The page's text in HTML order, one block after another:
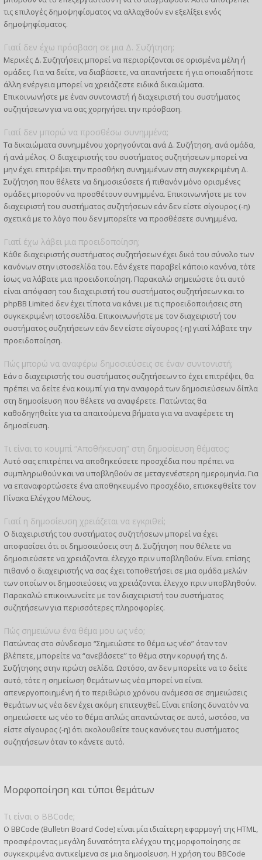
τις επιλογές δημοψηφίσματος να αλλαχθούν εν εξελίξει ενός
δημοψηφίσματος.
Γιατί δεν έχω πρόσβαση σε μια Δ. Συζήτηση;
Μερικές Δ. Συζητήσεις μπορεί να περιορίζονται σε ορισμένα μέλη ή
ομάδες. Για να δείτε, να διαβάσετε, να απαντήσετε ή για οποιαδήποτε
άλλη ενέργεια μπορεί να χρειάζεστε ειδικά δικαιώματα.
Επικοινωνήστε με έναν συντονιστή ή διαχειριστή του συστήματος
συζητήσεων για να σας χορηγήσει την πρόσβαση.
Γιατί δεν μπορώ να προσθέσω συνημμένα;
Τα δικαιώματα συνημμένου χορηγούνται ανά Δ. Συζήτηση, ανά ομάδα,
ή ανά μέλος. Ο διαχειριστής του συστήματος συζητήσεων μπορεί να
μην έχει επιτρέψει την προσθήκη συνημμένων στη συγκεκριμένη Δ.
Συζήτηση που θέλετε να δημοσιεύσετε ή πιθανόν μόνο ορισμένες
ομάδες μπορούν να προσθέτουν συνημμένα. Επικοινωνήστε με τον
διαχειριστή του συστήματος συζητήσεων εάν δεν είστε σίγουρος (-η)
σχετικά με το λόγο που δεν μπορείτε να προσθέσετε συνημμένα.
Γιατί έχω λάβει μια προειδοποίηση;
Κάθε διαχειριστής συστήματος συζητήσεων έχει δικό του σύνολο των
κανόνων στην ιστοσελίδα του. Εάν έχετε παραβεί κάποιο κανόνα, τότε
ίσως να λάβατε μια προειδοποίηση. Παρακαλώ σημειώστε ότι αυτό
είναι απόφαση του διαχειριστή του συστήματος συζητήσεων και το
phpBB Limited δεν έχει τίποτα να κάνει με τις προειδοποιήσεις στη
συγκεκριμένη ιστοσελίδα. Επικοινωνήστε με τον διαχειριστή του
συστήματος συζητήσεων εάν δεν είστε σίγουρος (-η) γιατί λάβατε την
προειδοποίηση.
Πώς μπορώ να αναφέρω δημοσιεύσεις σε έναν συντονιστή;
Εάν ο διαχειριστής του συστήματος συζητήσεων το έχει επιτρέψει, θα
πρέπει να δείτε ένα κουμπί για την αναφορά των δημοσιεύσεων δίπλα
στη δημοσίευση που θέλετε να αναφέρετε. Πατώντας θα
καθοδηγηθείτε για τα απαιτούμενα βήματα για να αναφέρετε τη
δημοσίευση.
Τι είναι το κουμπί “Αποθήκευση” στη δημοσίευση θέματος;
Αυτό σας επιτρέπει να αποθηκεύσετε προσχέδια που πρέπει να
συμπληρωθούν και να υποβληθούν σε μεταγενέστερη ημερομηνία. Για
να επαναφορτώσετε ένα αποθηκευμένο προσχέδιο, επισκεφθείτε τον
Πίνακα Ελέγχου Μέλους.
Γιατί η δημοσίευση χρειάζεται να εγκριθεί;
Ο διαχειριστής του συστήματος συζητήσεων μπορεί να έχει
αποφασίσει ότι οι δημοσιεύσεις στη Δ. Συζήτηση που θέλετε να
δημοσιεύσετε να χρειάζονται έλεγχο πριν υποβληθούν. Είναι επίσης
πιθανό ο διαχειριστής να σας έχει τοποθετήσει σε μια ομάδα μελών
των οποίων οι δημοσιεύσεις να χρειάζονται έλεγχο πριν υποβληθούν.
Παρακαλώ επικοινωνείτε με τον διαχειριστή του συστήματος
συζητήσεων για περισσότερες πληροφορίες.
Πώς σημειώνω ένα θέμα μου ως νέο;
Πατώντας στο σύνδεσμο “Σημειώστε το θέμα ως νέο” όταν τον
βλέπετε, μπορείτε να “ανεβάσετε” το θέμα στην κορυφή της Δ.
Συζήτησης στην πρώτη σελίδα. Ωστόσο, αν δεν μπορείτε να το δείτε
αυτό, τότε η σημείωση θεμάτων ως νέα μπορεί να είναι
απενεργοποιημένη ή το περιθώριο χρόνου ανάμεσα σε σημειώσεις
θεμάτων ως νέα δεν έχει ακόμη επιτευχθεί. Είναι επίσης δυνατόν να
σημειώσετε ως νέο το θέμα απλώς απαντώντας σε αυτό, ωστόσο, να
είστε σίγουρος (-η) ότι ακολουθείτε τους κανόνες του συστήματος
συζητήσεων όταν το κάνετε αυτό.
Μορφοποίηση και τύποι θεμάτων
Τι είναι ο BBCode;
Ο BBCode (Bulletin Board Code) είναι μία ιδιαίτερη εφαρμογή της HTML,
προσφέροντας μεγάλη δυνατότητα ελέγχου της μορφοποίησης σε
συγκεκριμένα αντικείμενα σε μια δημοσίευση. Η χρήση του BBCode